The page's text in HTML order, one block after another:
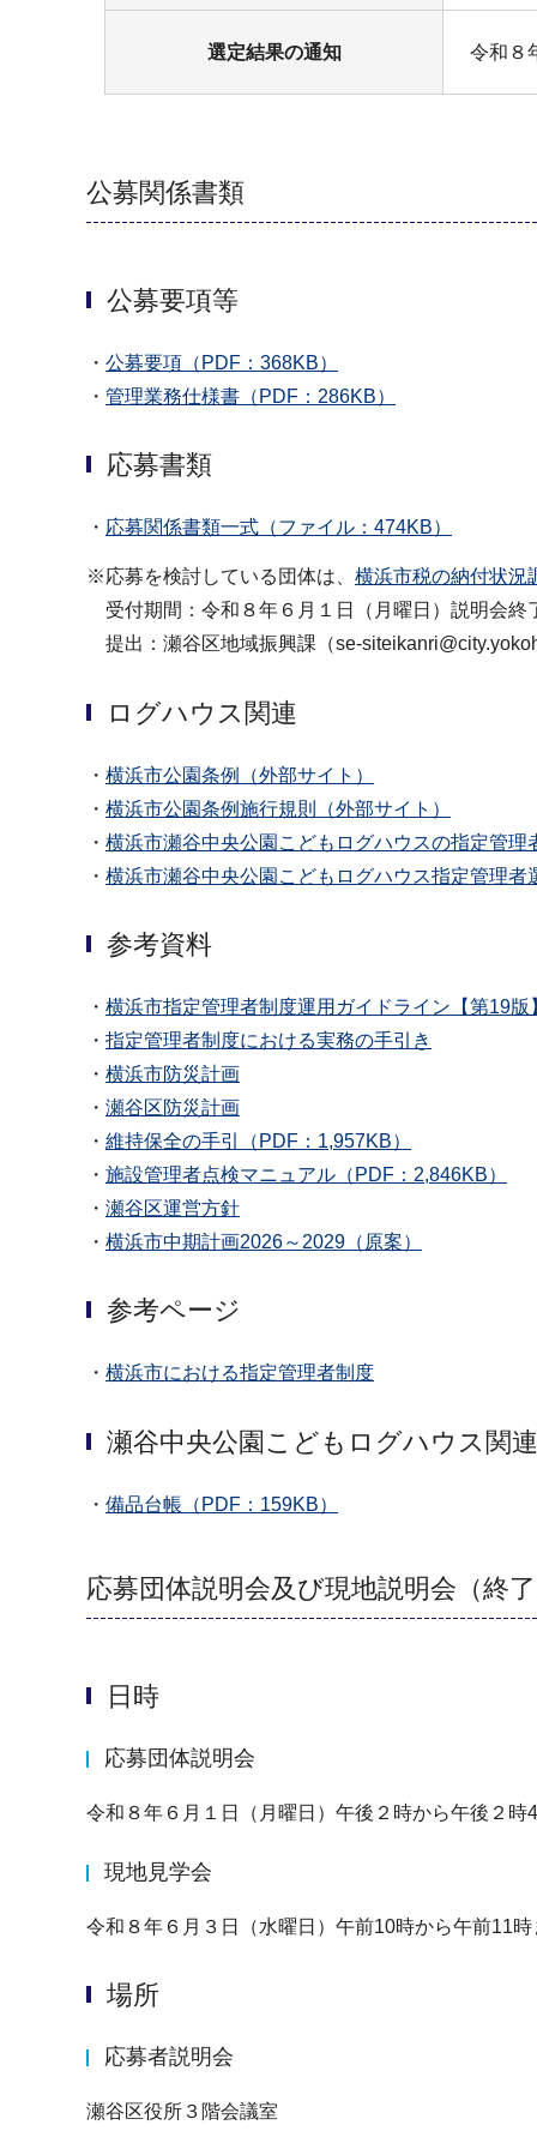
選定結果の通知 令和８
公募関係書類
公募要項等
・ 公募要項（PDF：368KB）
・ 管理業務仕様書（PDF：286KB）
応募書類
・ 応募関係書類一式（ファイル：474KB）
※応募を検討している団体は、 横浜市税の納付状況
受付期間：令和８年６月１日（月曜日）説明会終
提出：瀬谷区地域振興課（se-
ログハウス関連
・ 横浜市公園条例（外部サイト）
・ 横浜市公園条例施行規則（外部サイト）
・ 横浜市瀬谷中央公園こどもログハウスの指定管理
・ 横浜市瀬谷中央公園こどもログハウス指定管理者
参考資料
・ 横浜市指定管理者制度運用ガイドライン【第19版
・ 指定管理者制度における実務の手引き
・ 横浜市防災計画
・ 瀬谷区防災計画
・ 維持保全の手引（PDF：1,957KB）
・ 施設管理者点検マニュアル（PDF：2,846KB）
・ 瀬谷区運営方針
・ 横浜市中期計画2026～2029（原案）
参考ページ
・ 横浜市における指定管理者制度
瀬谷中央公園こどもログハウス関連
・ 備品台帳（PDF：159KB）
応募団体説明会及び現地説明会（終了
日時
応募団体説明会
令和８年６月１日（月曜日）午後２時から午後２時
現地見学会
令和８年６月３日（水曜日）午前10時から午前11時
場所
応募者説明会
瀬谷区役所３階会議室